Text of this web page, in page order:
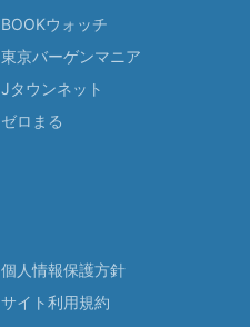
BOOKウォッチ
東京バーゲンマニア
Jタウンネット
ゼロまる
個人情報保護方針
サイト利用規約